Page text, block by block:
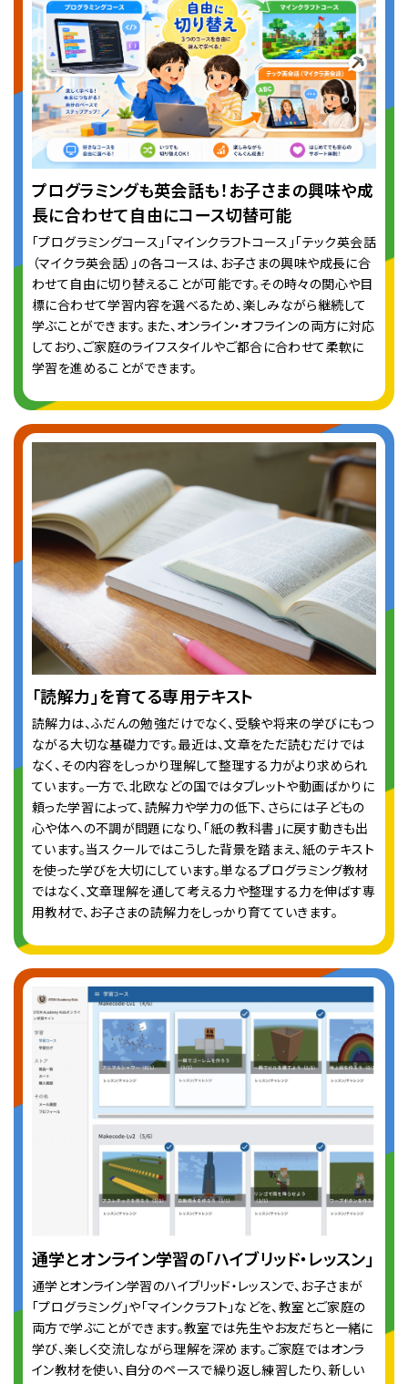
プログラミングも英会話も！お子さまの興味や成
長に合わせて自由にコース切替可能
「プログラミングコース」「マインクラフトコース」「テック英会話
（マイクラ英会話）」の各コースは、お子さまの興味や成長に合
わせて自由に切り替えることが可能です。その時々の関心や目
標に合わせて学習内容を選べるため、楽しみながら継続して
学ぶことができます。また、オンライン・オフラインの両方に対応
しており、ご家庭のライフスタイルやご都合に合わせて柔軟に
学習を進めることができます。
「読解力」を育てる専用テキスト
読解力は、ふだんの勉強だけでなく、受験や将来の学びにもつ
ながる大切な基礎力です。最近は、文章をただ読むだけでは
なく、その内容をしっかり理解して整理する力がより求められ
ています。一方で、北欧などの国ではタブレットや動画ばかりに
頼った学習によって、読解力や学力の低下、さらには子どもの
心や体への不調が問題になり、「紙の教科書」に戻す動きも出
ています。当スクールではこうした背景を踏まえ、紙のテキスト
を使った学びを大切にしています。単なるプログラミング教材
ではなく、文章理解を通して考える力や整理する力を伸ばす専
用教材で、お子さまの読解力をしっかり育てていきます。
通学とオンライン学習の「ハイブリッド・レッスン」
通学とオンライン学習のハイブリッド・レッスンで、お子さまが
「プログラミング」や「マインクラフト」などを、教室とご家庭の
両方で学ぶことができます。教室では先生やお友だちと一緒に
学び、楽しく交流しながら理解を深めます。ご家庭ではオンラ
イン教材を使い、自分のペースで繰り返し練習したり、新しい